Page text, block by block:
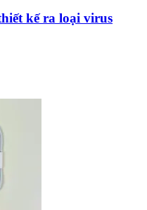
kế ra loại virus